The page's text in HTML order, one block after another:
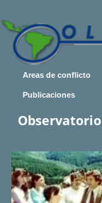
Areas de conflicto
Publicaciones